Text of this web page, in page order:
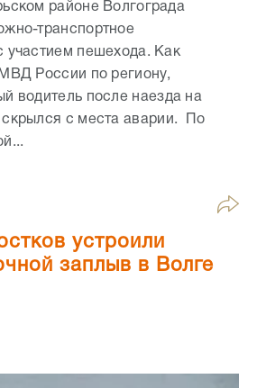
районе Волгограда
транспортное
участием пешехода. Как
России по региону,
водитель после наезда на
скрылся с места аварии. По
устроили
заплыв в Волге